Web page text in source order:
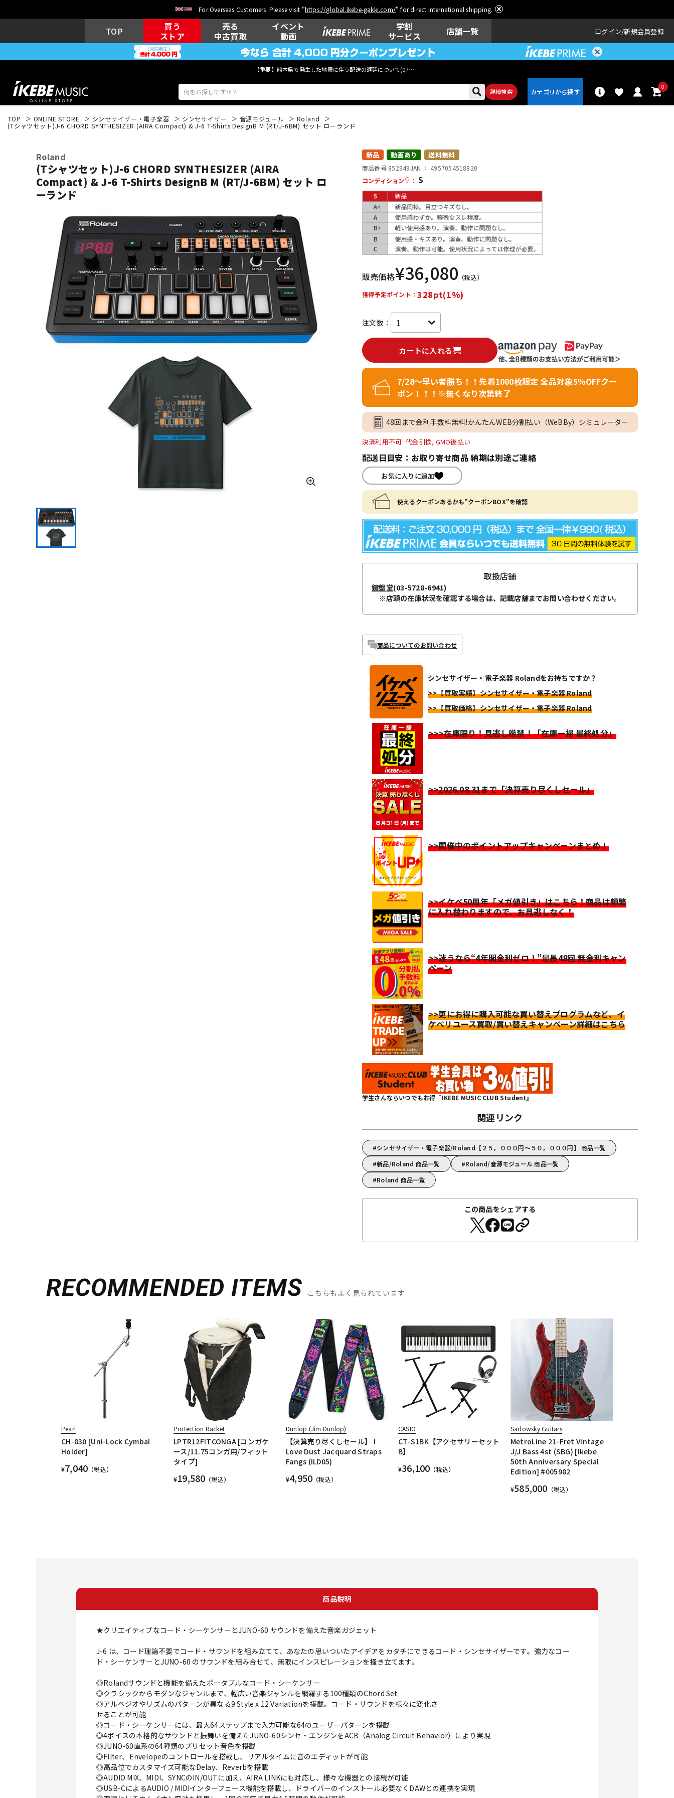
For Overseas Customers: Please visit "https://global.ikebe-gakki.com/" for direct international shipping.
TOP
買う
ストア
売る
中古買取
イベント
動画
学割
サービス
店舗一覧 ログイン 新規会員登録
【重要】熊本県で発生した地震に伴う配送の遅延について(07月29日
詳細検索
0
キーボード 電子ピアノ 管楽器 その他楽器 アンプ
DJ機器 DTM DTM オンラ
イン納品
レコーディン
グ機器
配信/ライブ
機器
中古 ヴィンテージ
TOP ONLINE STORE シンセサイザー・電子楽器 シンセサイザー 音源モジュール
Roland
(Tシャツセット)J-6 CHORD SYNTHESIZER (AIRA Compact) & J-6 T-Shirts DesignB M (RT/J-6BM) セット ローランド
Roland
(Tシャツセット)J-6 CHORD SYNTHESIZER (AIRA
Compact) & J-6 T-Shirts DesignB M (RT/J-6BM) セット ロ
ーランド
新品 動画あり 送料無料
商品番号 852349JAN ： 4957054518820
コンディション
： S
販売価格¥36,080 （税込）
獲得予定ポイント：328pt(1%)
注文数：
カートに入れる
7/28～早い者勝ち！！先着1000枚限定 全品対象5％OFFクー
ポン！！！※無くなり次第終了
48回まで金利手数料無料!かんたんWEB分割払い（WeBBy）シミュレーター
決済利用不可: 代金引換, GMO後払い
配送日目安：お取り寄せ商品 納期は別途ご連絡
お気に入りに追加
使えるクーポンあるかも"クーポンBOX"を確認
取扱店舗
鍵盤堂(03-5728-6941)
※店頭の在庫状況を確認する場合は、記載店舗までお問い合わせください。
商品についてのお問い合わせ
シンセサイザー・電子楽器 Rolandをお持ちですか？
>>【買取実績】シンセサイザー・電子楽器 Roland
>>【買取価格】シンセサイザー・電子楽器 Roland
>>>在庫限り！見逃し厳禁！「在庫一掃 最終処分」
>>2026.08.31まで「決算売り尽くしセール」
>>開催中のポイントアップキャンペーンまとめ！
>>イケベ50周年「メガ値引き」はこちら！商品は頻繁
に入れ替わりますので、お見逃しなく！
>>迷うなら“4年間金利ゼロ！”最長48回 無金利キャン
ペーン
>>更にお得に購入可能な買い替えプログラムなど、イ
ケベリユース買取/買い替えキャンペーン詳細はこちら
学生さんならいつでもお得『IKEBE MUSIC CLUB Student』
関連リンク
シンセサイザー・電子楽器/Roland【２５，０００円～５０，０００円】 商品一覧
新品/Roland 商品一覧
Roland/音源モジュール 商品一覧
Roland 商品一覧
この商品をシェアする
RECOMMENDED ITEMS こちらもよく見られています
Pearl
CH-830 [Uni-Lock Cymbal
Holder]
¥7,040 （税込）
Protection Racket
LPTR12FITCONGA [コンガケ
ース/11.75コンガ用/フィット
タイプ]
¥19,580 （税込）
Dunlop (Jim Dunlop)
【決算売り尽くしセール】 I
Love Dust Jacquard Straps
Fangs (ILD05)
¥4,950 （税込）
CASIO
CT-S1BK【アクセサリーセット
B】
¥36,100 （税込）
Sadowsky Guitars
MetroLine 21-Fret Vintage
J/J Bass 4st (SBG) [Ikebe
50th Anniversary Special
Edition] #005982
¥585,000 （税込）
商品説明
★クリエイティブなコード・シーケンサーとJUNO-60 サウンドを備えた音楽ガジェット
J-6 は、コード理論不要でコード・サウンドを組み立てて、あなたの思いついたアイデアをカタチにできるコード・シンセサイザーです。強力なコー
ド・シーケンサーとJUNO-60 のサウンドを組み合せて、無限にインスピレーションを掻き立てます。
◎Rolandサウンドと機能を備えたポータブルなコード・シーケンサー
◎クラシックからモダンなジャンルまで、幅広い音楽ジャンルを網羅する100種類のChord Set
◎アルペジオやリズムのパターンが異なる9 Style x 12 Variationを搭載。コード・サウンドを様々に変化さ
せることが可能
◎コード・シーケンサーには、最大64ステップまで入力可能な64のユーザーパターンを搭載
◎4ボイスの本格的なサウンドと振舞いを備えたJUNO-60シンセ・エンジンをACB（Analog Circuit Behavior）により実現
◎JUNO-60直系の64種類のプリセット音色を搭載
◎Filter、Envelopeのコントロールを搭載し、リアルタイムに音のエディットが可能
◎高品位でカスタマイズ可能なDelay、Reverbを搭載
◎AUDIO MIX、MIDI、SYNCのIN/OUTに加え、AIRA LINKにも対応し、様々な機器との接続が可能
◎USB-CによるAUDIO / MIDIインターフェース機能を搭載し、ドライバーのインストール必要なくDAWとの連携を実現